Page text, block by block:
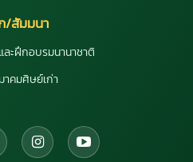
/สัมมนา
ะฝึกอบรมนานาชาติ
คมศิษย์เก่า